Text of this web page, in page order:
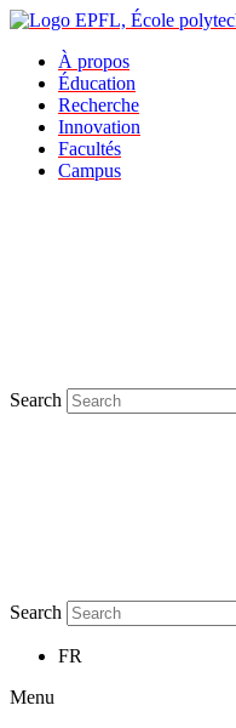
À propos
Éducation
Recherche
Innovation
Facultés
Campus
Search
Search
FR
Menu